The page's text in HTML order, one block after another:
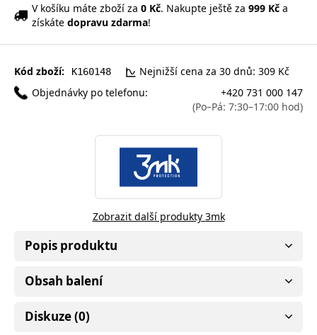
V košíku máte zboží za 0 Kč. Nakupte ještě za 999 Kč a
získáte dopravu zdarma!
Kód zboží: K160148
Nejnižší cena za 30 dnů: 309 Kč
Objednávky po telefonu:
+420 731 000 147
(Po–Pá: 7:30–17:00 hod)
Zobrazit další produkty 3mk
Popis produktu
Obsah balení
Diskuze (0)